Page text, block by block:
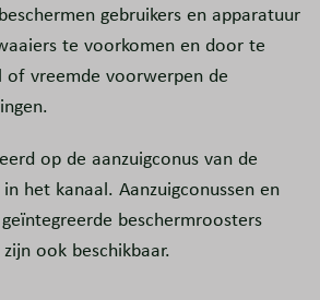
gebruikers en apparatuur
te voorkomen en door te
vreemde voorwerpen de
op de aanzuigconus van de
het kanaal. Aanzuigconussen en
beschermroosters
ook beschikbaar.